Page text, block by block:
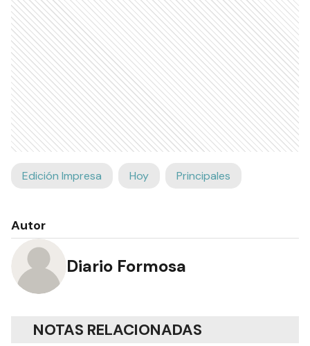
Edición Impresa Hoy Principales
Autor
Diario Formosa
NOTAS RELACIONADAS